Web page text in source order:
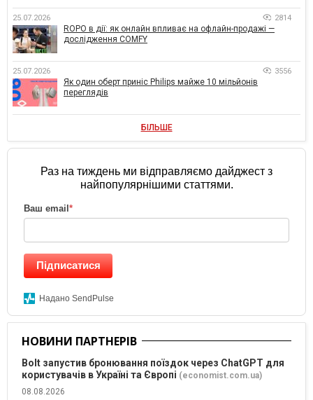
25.07.2026 2814
ROPO в дії: як онлайн впливає на офлайн-продажі —
дослідження COMFY
25.07.2026 3556
Як один оберт приніс Philips майже 10 мільйонів
переглядів
БІЛЬШЕ
Раз на тиждень ми відправляємо дайджест з
найпопулярнішими статтями.
Ваш email *
Підписатися
Надано SendPulse
НОВИНИ ПАРТНЕРІВ
Bolt запустив бронювання поїздок через ChatGPT для
користувачів в Україні та Європі (economist.com.ua)
08.08.2026